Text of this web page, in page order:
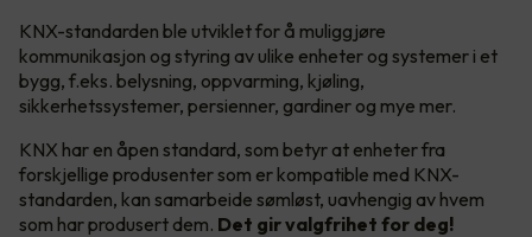
KNX-standarden ble utviklet for å muliggjøre
kommunikasjon og styring av ulike enheter og systemer i et
bygg, f.eks. belysning, oppvarming, kjøling,
sikkerhetssystemer, persienner, gardiner og mye mer.
KNX har en åpen standard, som betyr at enheter fra
forskjellige produsenter som er kompatible med KNX-
standarden, kan samarbeide sømløst, uavhengig av hvem
som har produsert dem. Det gir valgfrihet for deg!